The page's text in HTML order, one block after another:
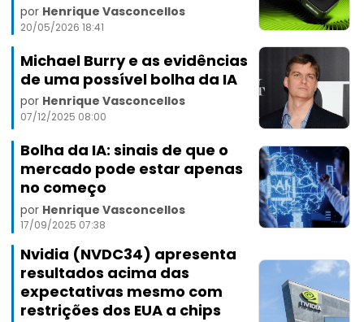
por Henrique Vasconcellos
20/05/2026 18:41
Michael Burry e as evidências
de uma possível bolha da IA
por Henrique Vasconcellos
07/12/2025 08:00
Bolha da IA: sinais de que o
mercado pode estar apenas
no começo
por Henrique Vasconcellos
17/09/2025 07:38
Nvidia (NVDC34) apresenta
resultados acima das
expectativas mesmo com
restrições dos EUA a chips